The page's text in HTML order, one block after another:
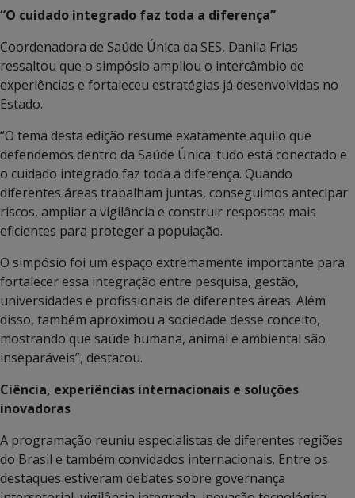
“O cuidado integrado faz toda a diferença”
Coordenadora de Saúde Única da SES, Danila Frias
ressaltou que o simpósio ampliou o intercâmbio de
experiências e fortaleceu estratégias já desenvolvidas no
Estado.
“O tema desta edição resume exatamente aquilo que
defendemos dentro da Saúde Única: tudo está conectado e
o cuidado integrado faz toda a diferença. Quando
diferentes áreas trabalham juntas, conseguimos antecipar
riscos, ampliar a vigilância e construir respostas mais
eficientes para proteger a população.
O simpósio foi um espaço extremamente importante para
fortalecer essa integração entre pesquisa, gestão,
universidades e profissionais de diferentes áreas. Além
disso, também aproximou a sociedade desse conceito,
mostrando que saúde humana, animal e ambiental são
inseparáveis”, destacou.
Ciência, experiências internacionais e soluções
inovadoras
A programação reuniu especialistas de diferentes regiões
do Brasil e também convidados internacionais. Entre os
destaques estiveram debates sobre governança